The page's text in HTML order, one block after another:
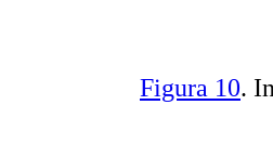
Figura 10.